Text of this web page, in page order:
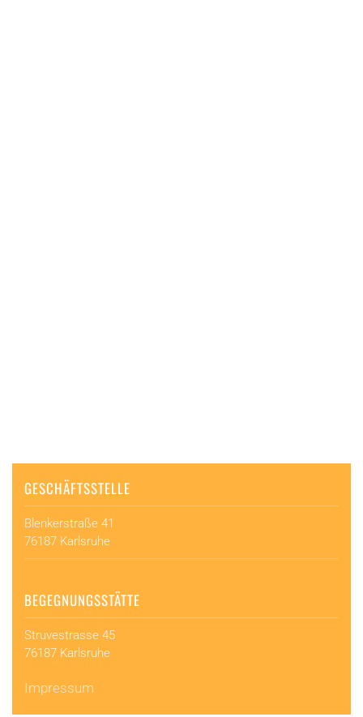
GESCHÄFTSSTELLE
Blenkerstraße 41
76187 Karlsruhe
BEGEGNUNGSSTÄTTE
Struvestrasse 45
76187 Karlsruhe
Impressum